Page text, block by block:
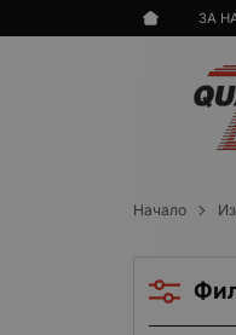
ЗА
Начало